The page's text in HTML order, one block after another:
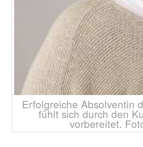
Erfolgreiche Absolventin
fühlt sich durch den
vorbereitet.